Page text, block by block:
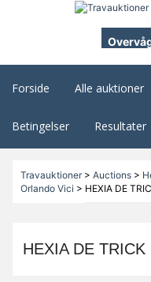
Forside Alle auktioner
Betingelser Resultater
Travauktioner> Auctions>
Orlando Vici > HEXIA DE
HEXIA DE